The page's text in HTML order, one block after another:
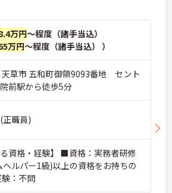
万円～程度（諸手当込）
万円～程度（諸手当込） ）
天草市 五和町御領9093番地 セント
前駅から徒歩5分
正職員)
る資格・経験】 ■資格：実務者研修
ヘルパー1級)以上の資格をお持ちの
：不問